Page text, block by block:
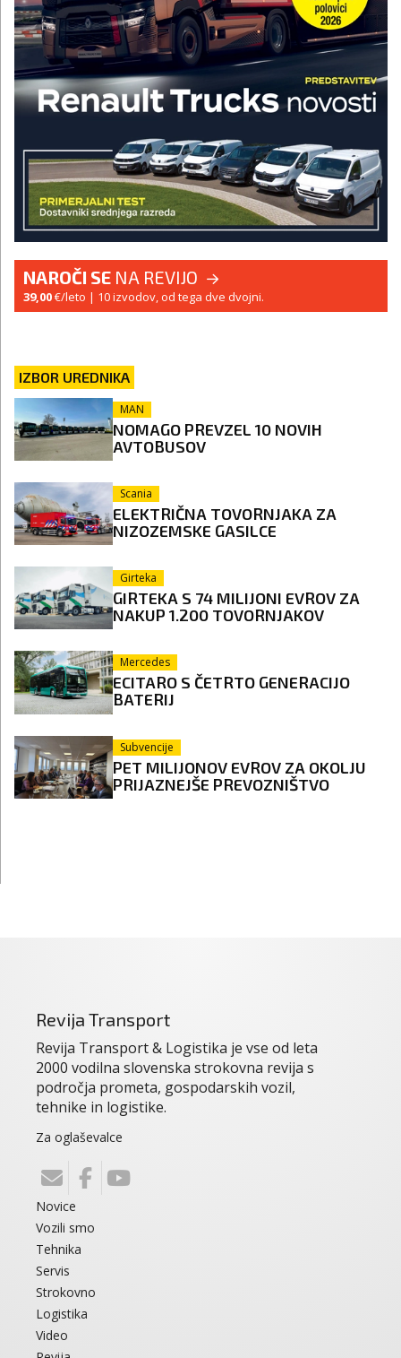
NAROČI SE NA REVIJO
39,00€/leto | 10 izvodov, od tega dve dvojni.
IZBOR UREDNIKA
MAN
NOMAGO PREVZEL 10 NOVIH
AVTOBUSOV
Scania
ELEKTRIČNA TOVORNJAKA ZA
NIZOZEMSKE GASILCE
Girteka
GIRTEKA S 74 MILIJONI EVROV ZA
NAKUP 1.200 TOVORNJAKOV
Mercedes
ECITARO S ČETRTO GENERACIJO
BATERIJ
Subvencije
PET MILIJONOV EVROV ZA OKOLJU
PRIJAZNEJŠE PREVOZNIŠTVO
Revija Transport
Revija Transport & Logistika je vse od leta
2000 vodilna slovenska strokovna revija s
področja prometa, gospodarskih vozil,
tehnike in logistike.
Za oglaševalce
Novice
Vozili smo
Tehnika
Servis
Strokovno
Logistika
Video